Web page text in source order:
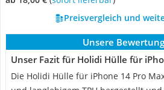
Preisvergleich und
Unsere
Unser Fazit für Holidi Hülle für
Die Holidi Hülle für iPhone 14 Pro